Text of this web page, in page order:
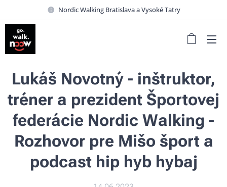
Nordic Walking Bratislava a Vysoké Tatry
Lukáš Novotný - inštruktor,
tréner a prezident Športovej
federácie Nordic Walking -
Rozhovor pre Mišo šport a
podcast hip hyb hybaj